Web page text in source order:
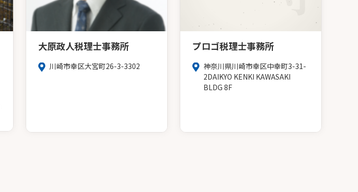
大原政人税理士事務所
川崎市幸区大宮町26-3-3302
プロゴ税理士事務所
神奈川県川崎市幸区中幸町3-31-
2DAIKYO KENKI KAWASAKI
BLDG 8F